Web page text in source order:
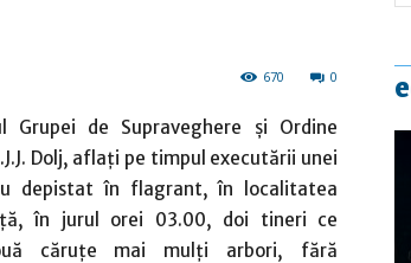
0
670
Grupei de Supraveghere şi Ordine
Dolj, aflaţi pe timpul executării unei
depistat în flagrant, în localitatea
în jurul orei 03.00, doi tineri ce
căruţe mai mulţi arbori, fără